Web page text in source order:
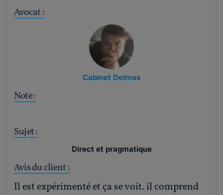
Avocat :
Cabinet Delmas
Note :
Sujet :
Direct et pragmatique
Avis du client :
Il est expérimenté et ça se voit. il comprend